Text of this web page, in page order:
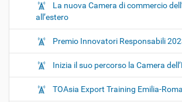
La nuova Camera di commercio
all’estero
Premio Innovatori Responsabili
Inizia il suo percorso la Camera
TOAsia Export Training Emilia-